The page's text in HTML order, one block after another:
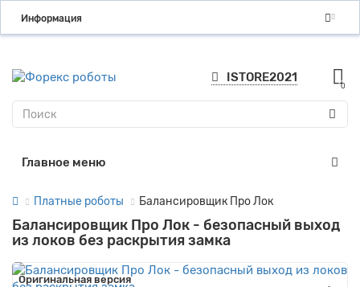
Информация
ISTORE2021
0
Главное меню
Платные роботы Балансировщик Про Лок
Балансировщик Про Лок - безопасный выход
из локов без раскрытия замка
Оригинальная версия